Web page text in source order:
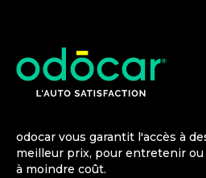
odocar vous garantit l'accès à
meilleur prix, pour entretenir
à moindre coût.